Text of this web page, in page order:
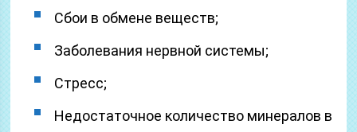
Сбои в обмене веществ;
Заболевания нервной системы;
Стресс;
Недостаточное количество минералов в